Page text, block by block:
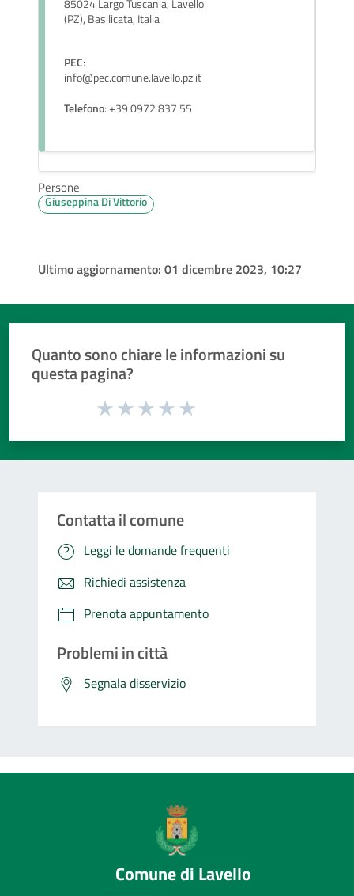
85024 Largo Tuscania, Lavello
(PZ), Basilicata, Italia
PEC:
info@pec.comune.lavello.pz.it
Telefono: +39 0972 837 55
Persone
Giuseppina Di Vittorio
Ultimo aggiornamento: 01 dicembre 2023, 10:27
Quanto sono chiare le informazioni su
questa pagina?
Valuta da 1 a 5 stelle la pagina
Contatta il comune
Leggi le domande frequenti
Richiedi assistenza
Prenota appuntamento
Problemi in città
Segnala disservizio
Comune di Lavello